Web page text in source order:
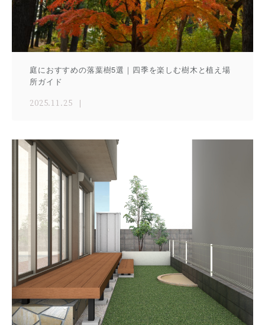
庭におすすめの落葉樹5選｜四季を楽しむ樹木と植え場
所ガイド
2025.11.25